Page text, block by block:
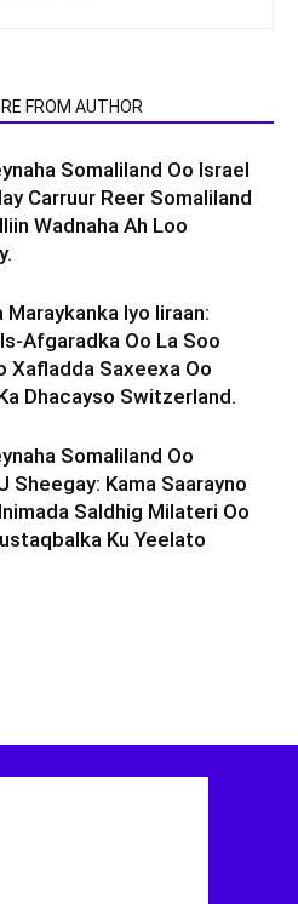
FROM AUTHOR
Somaliland Oo Israel
Carruur Reer Somaliland
Wadnaha Ah Loo
Maraykanka Iyo Iiraan:
Afgaradka Oo La Soo
Xafladda Saxeexa Oo
Dhacayso Switzerland.
Somaliland Oo
Sheegay: Kama Saarayno
Saldhig Milateri Oo
Ku Yeelato